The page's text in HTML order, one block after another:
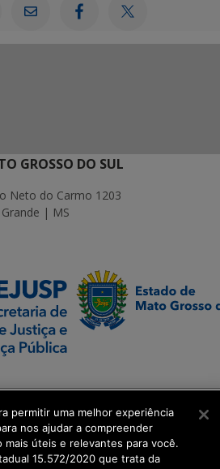
GROSSO DO SUL
Neto do Carmo 1203
| MS
permitir uma melhor experiência
nos ajudar a compreender
mais úteis e relevantes para você.
15.572/2020 que trata da